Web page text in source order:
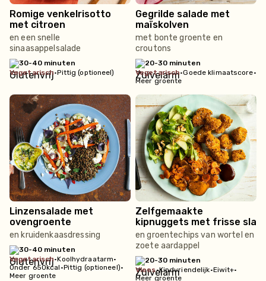
Romige venkelrisotto
met citroen
en een snelle
sinaasappelsalade
30-40 minuten
vegetarisch•Pittig (optioneel)
Gegrilde salade met
maïskolven
met bonte groente en
croutons
20-30 minuten
vegetarisch•Goede klimaatscore•
Meer groente
Linzensalade met
ovengroente
en kruidenkaasdressing
30-40 minuten
vegetarisch•Koolhydraatarm•
Onder 650kcal •Pittig (optioneel)•
Meer groente
Zelfgemaakte
kipnuggets met frisse sla
en groentechips van wortel en
zoete aardappel
20-30 minuten
vlees•Kindvriendelijk•Eiwit+•
Meer groente